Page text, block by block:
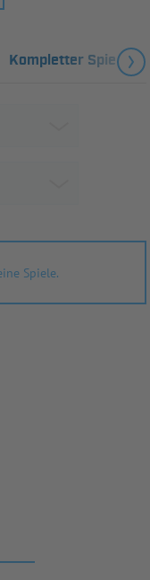
Kompletter Spielplan
Spiele.